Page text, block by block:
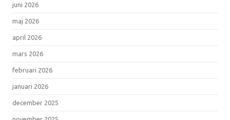
juni 2026
maj 2026
april 2026
mars 2026
februari 2026
januari 2026
december 2025